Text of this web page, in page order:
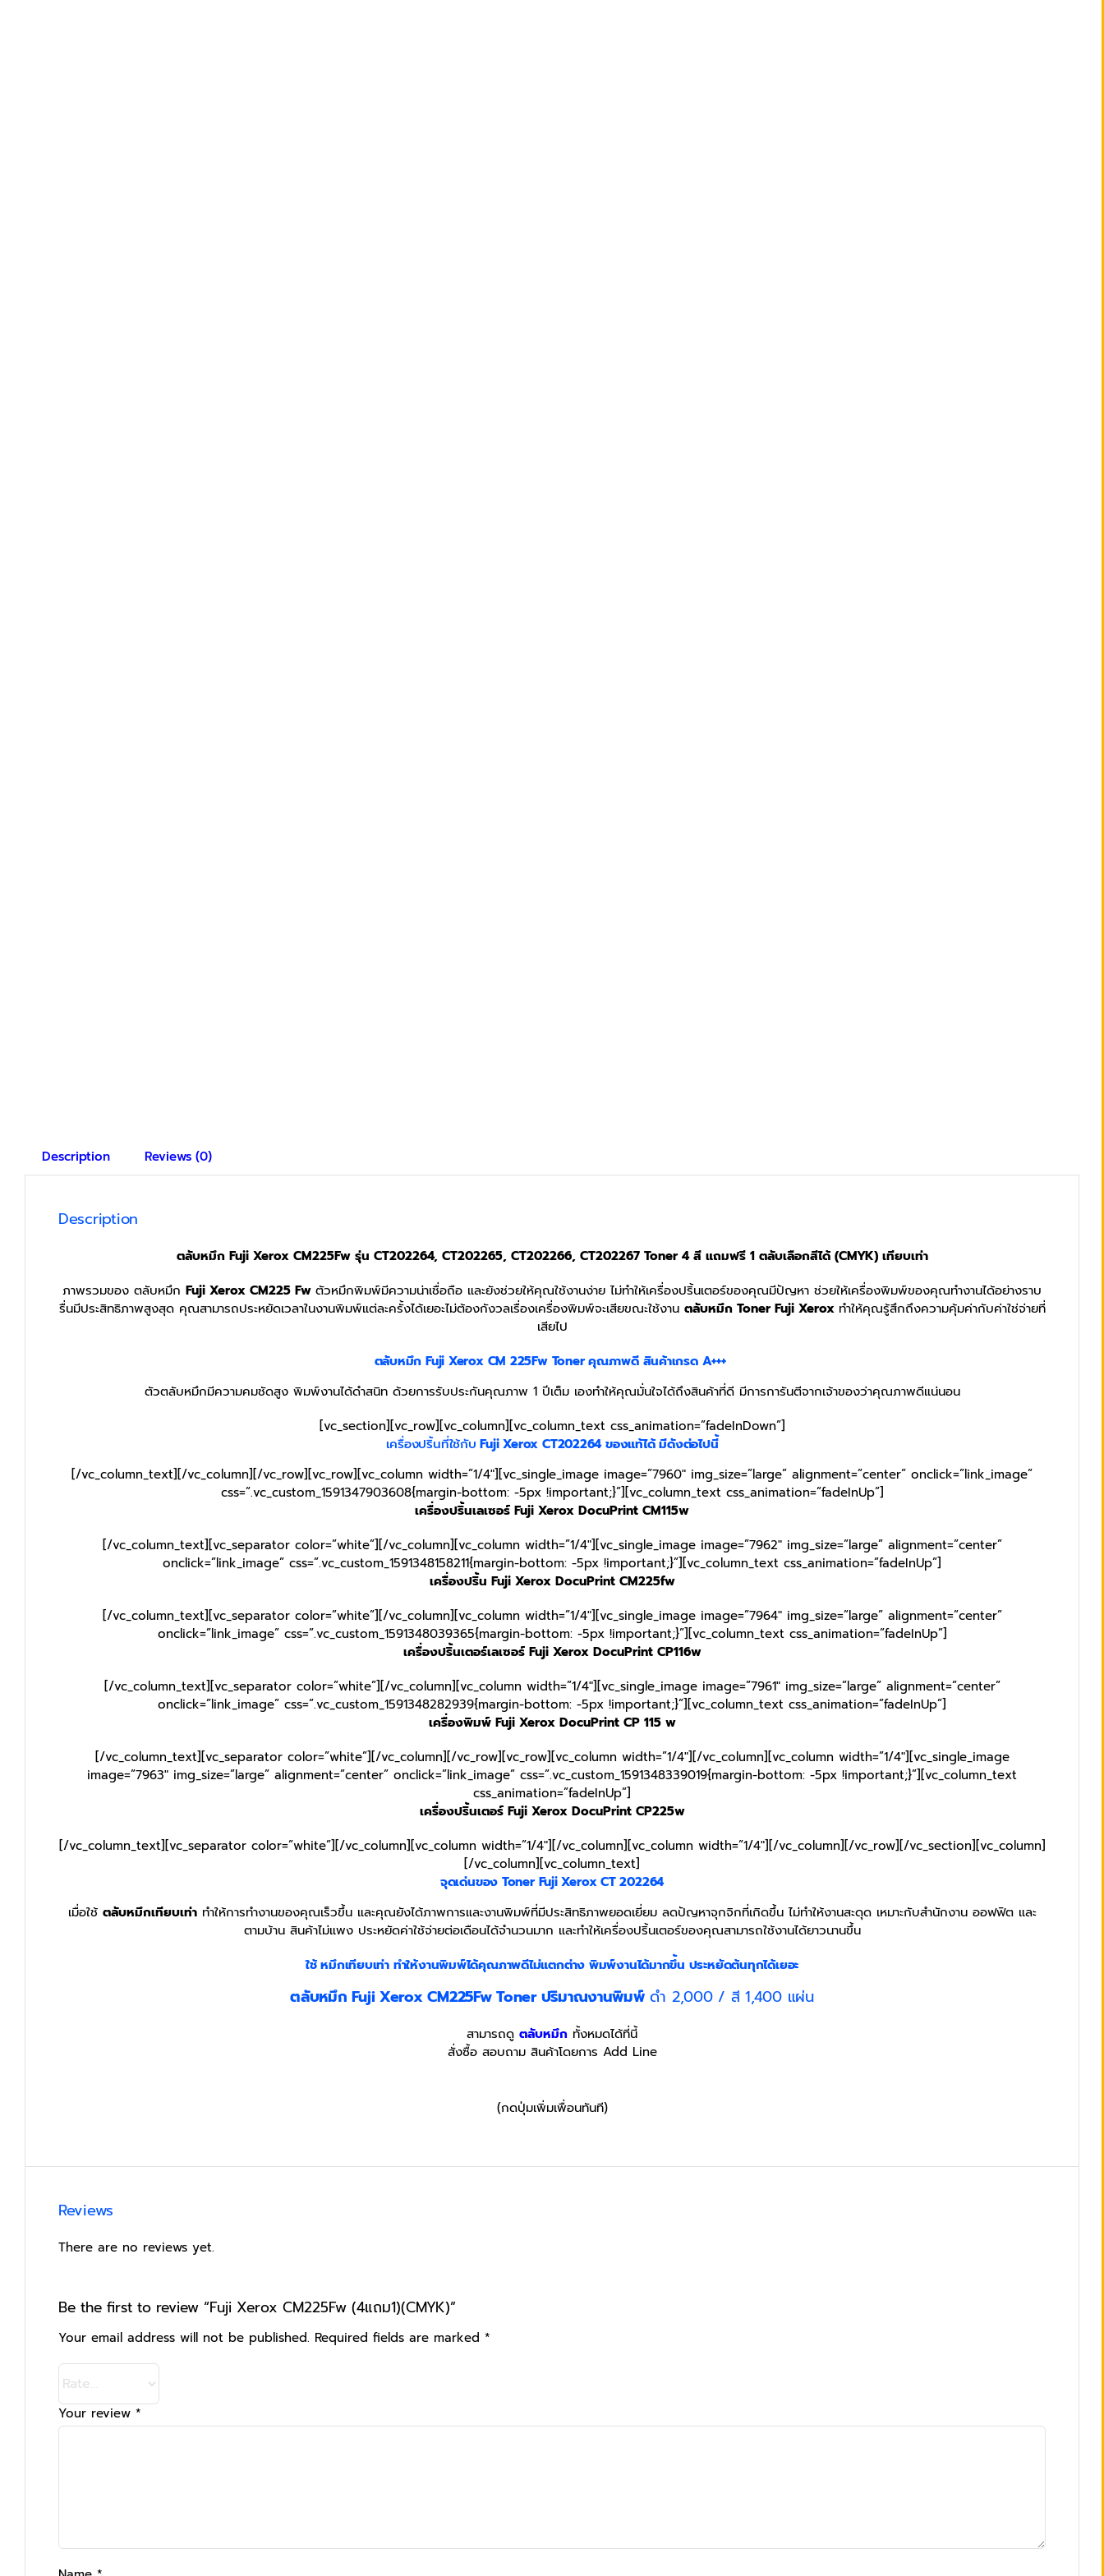
Description Reviews (0)
Description
ตลับหมึก Fuji Xerox CM225Fw รุ่น CT202264, CT202265, CT202266, CT202267 Toner 4 สี แถมฟรี 1 ตลับเลือกสีได้ (CMYK) เทียบเท่า
ภาพรวมของ ตลับหมึก Fuji Xerox CM225 Fw ตัวหมึกพิมพ์มีความน่าเชื่อถือ และยังช่วยให้คุณใช้งานง่าย ไม่ทำให้เครื่องปริ้นเตอร์ของคุณมีปัญหา ช่วยให้เครื่องพิมพ์ของคุณทำงานได้อย่างราบ
รื่นมีประสิทธิภาพสูงสุด คุณสามารถประหยัดเวลาในงานพิมพ์แต่ละครั้งได้เยอะไม่ต้องกังวลเรื่องเครื่องพิมพ์จะเสียขณะใช้งาน ตลับหมึก Toner Fuji Xerox ทำให้คุณรู้สึกถึงความคุ้มค่ากับค่าใช่จ่ายที่
เสียไป
ตลับหมึก Fuji Xerox CM 225Fw Tonerคุณภาพดี สินค้าเกรด A+++
ตัวตลับหมึกมีความคมชัดสูง พิมพ์งานได้ดำสนิท ด้วยการรับประกันคุณภาพ 1 ปีเต็ม เองทำให้คุณมั่นใจได้ถึงสินค้าที่ดี มีการการันตีจากเจ้าของว่าคุณภาพดีแน่นอน
[vc_section][vc_row][vc_column][vc_column_text css_animation=”fadeInDown”]
เครื่องปริ้นที่ใช้กับFuji Xerox CT202264ของแท้ได้ มีดังต่อไปนี้
[/vc_column_text][/vc_column][/vc_row][vc_row][vc_column width=”1/4″][vc_single_image image=”7960″ img_size=”large” alignment=”center” onclick=”link_image”
css=”.vc_custom_1591347903608{margin-bottom: -5px !important;}”][vc_column_text css_animation=”fadeInUp”]
เครื่องปริ้นเลเซอร์ Fuji Xerox DocuPrint CM115w
[/vc_column_text][vc_separator color=”white”][/vc_column][vc_column width=”1/4″][vc_single_image image=”7962″ img_size=”large” alignment=”center”
onclick=”link_image” css=”.vc_custom_1591348158211{margin-bottom: -5px !important;}”][vc_column_text css_animation=”fadeInUp”]
เครื่องปริ้น Fuji Xerox DocuPrint CM225fw
[/vc_column_text][vc_separator color=”white”][/vc_column][vc_column width=”1/4″][vc_single_image image=”7964″ img_size=”large” alignment=”center”
onclick=”link_image” css=”.vc_custom_1591348039365{margin-bottom: -5px !important;}”][vc_column_text css_animation=”fadeInUp”]
เครื่องปริ้นเตอร์เลเซอร์ Fuji Xerox DocuPrint CP116w
[/vc_column_text][vc_separator color=”white”][/vc_column][vc_column width=”1/4″][vc_single_image image=”7961″ img_size=”large” alignment=”center”
onclick=”link_image” css=”.vc_custom_1591348282939{margin-bottom: -5px !important;}”][vc_column_text css_animation=”fadeInUp”]
เครื่องพิมพ์ Fuji Xerox DocuPrint CP 115 w
[/vc_column_text][vc_separator color=”white”][/vc_column][/vc_row][vc_row][vc_column width=”1/4″][/vc_column][vc_column width=”1/4″][vc_single_image
image=”7963″ img_size=”large” alignment=”center” onclick=”link_image” css=”.vc_custom_1591348339019{margin-bottom: -5px !important;}”][vc_column_text
css_animation=”fadeInUp”]
เครื่องปริ้นเตอร์ Fuji Xerox DocuPrint CP225w
[/vc_column_text][vc_separator color=”white”][/vc_column][vc_column width=”1/4″][/vc_column][vc_column width=”1/4″][/vc_column][/vc_row][/vc_section][vc_column]
[/vc_column][vc_column_text]
จุดเด่นของ TonerFuji Xerox CT202264
เมื่อใช้ ตลับหมึกเทียบเท่าทำให้การทำงานของคุณเร็วขึ้น และคุณยังได้ภาพการและงานพิมพ์ที่มีประสิทธิภาพยอดเยี่ยม ลดปัญหาจุกจิกที่เกิดขึ้น ไม่ทำให้งานสะดุด เหมาะกับสำนักงาน ออฟฟิต และ
ตามบ้าน สินค้าไม่แพง ประหยัดค่าใช้จ่ายต่อเดือนได้จำนวนมาก และทำให้เครื่องปริ้นเตอร์ของคุณสามารถใช้งานได้ยาวนานขึ้น
ใช้ หมึกเทียบเท่า ทำให้งานพิมพ์ได้คุณภาพดีไม่แตกต่าง พิมพ์งานได้มากขึ้น ประหยัดต้นทุกได้เยอะ
ตลับหมึก Fuji Xerox CM225FwTonerปริมาณงานพิมพ์ดำ 2,000 / สี 1,400 แผ่น
สามารถดู ตลับหมึก ทั้งหมดได้ที่นี้
สั่งซื้อ สอบถาม สินค้าโดยการ Add Line
(กดปุ่มเพิ่มเพื่อนทันที)
Reviews
There are no reviews yet.
Be the first to review “Fuji Xerox CM225Fw (4แถม1)(CMYK)”
Your email address will not be published. Required fields are marked *
Your review *